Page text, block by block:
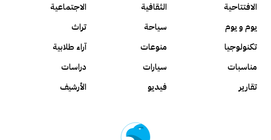
الافتتاحية
الثقافية
الاجتماعية
يوم و يوم
سياحة
تراث
تكنولوجيا
منوعات
آراء طلابية
مناسبات
سيارات
دراسات
تقارير
فيديو الأرشيف